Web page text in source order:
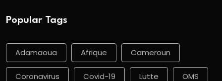
Popular Tags
Adamaoua Afrique Cameroun
Coronavirus Covid-19 Lutte OMS